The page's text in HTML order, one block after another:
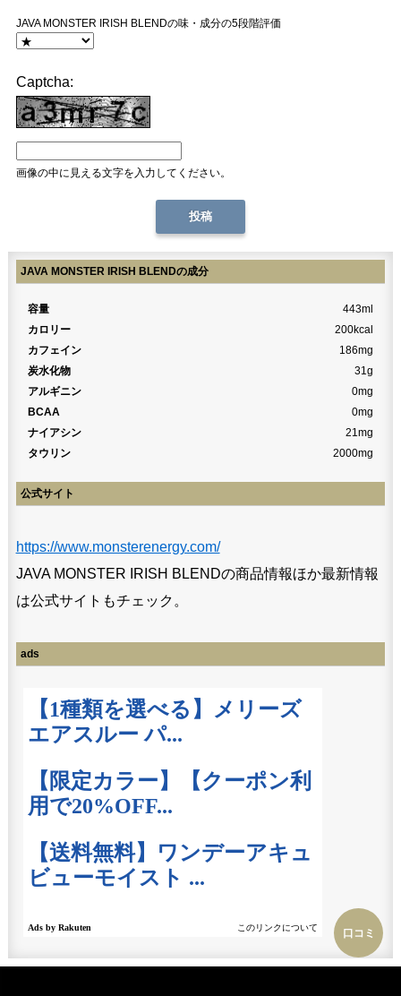
JAVA MONSTER IRISH BLENDの味・成分の5段階評価
Captcha:
画像の中に見える文字を入力してください。
口コミ
JAVA MONSTER IRISH BLENDの成分
容量
443ml
カロリー
200kcal
カフェイン
186mg
炭水化物
31g
アルギニン
0mg
BCAA
0mg
ナイアシン
21mg
タウリン
2000mg
公式サイト
https://www.monsterenergy.com/
JAVA MONSTER IRISH BLENDの商品情報ほか最新情報
は公式サイトもチェック。
ads